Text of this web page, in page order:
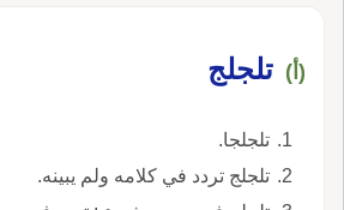
(أ) تلجلج
تلجلجا.
تلجلج تردد في كلامه ولم يبينه.